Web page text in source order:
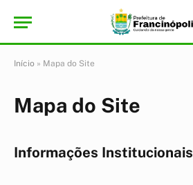
Início » Mapa do Site
Mapa do Site
Informações Institucionais